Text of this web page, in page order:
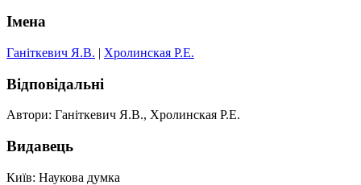
Імена
Ганіткевич Я.В. | Хролинская Р.Е.
Відповідальні
Автори: Ганіткевич Я.В., Хролинская Р.Е.
Видавець
Київ: Наукова думка